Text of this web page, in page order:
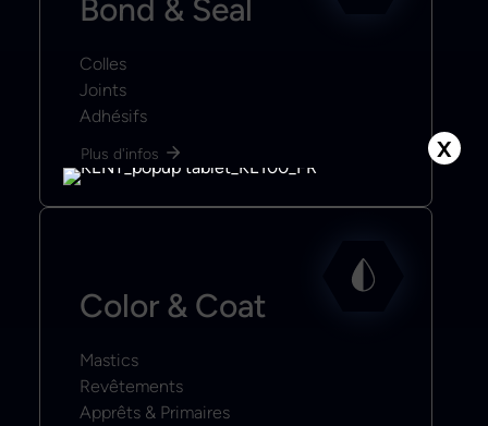
Bond & Seal
Colles
Joints
Adhésifs
Plus d'infos
Color & Coat
Mastics
Revêtements
Apprêts & Primaires
X